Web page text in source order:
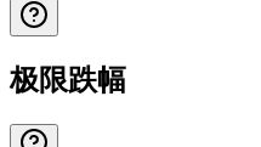
极限跌幅